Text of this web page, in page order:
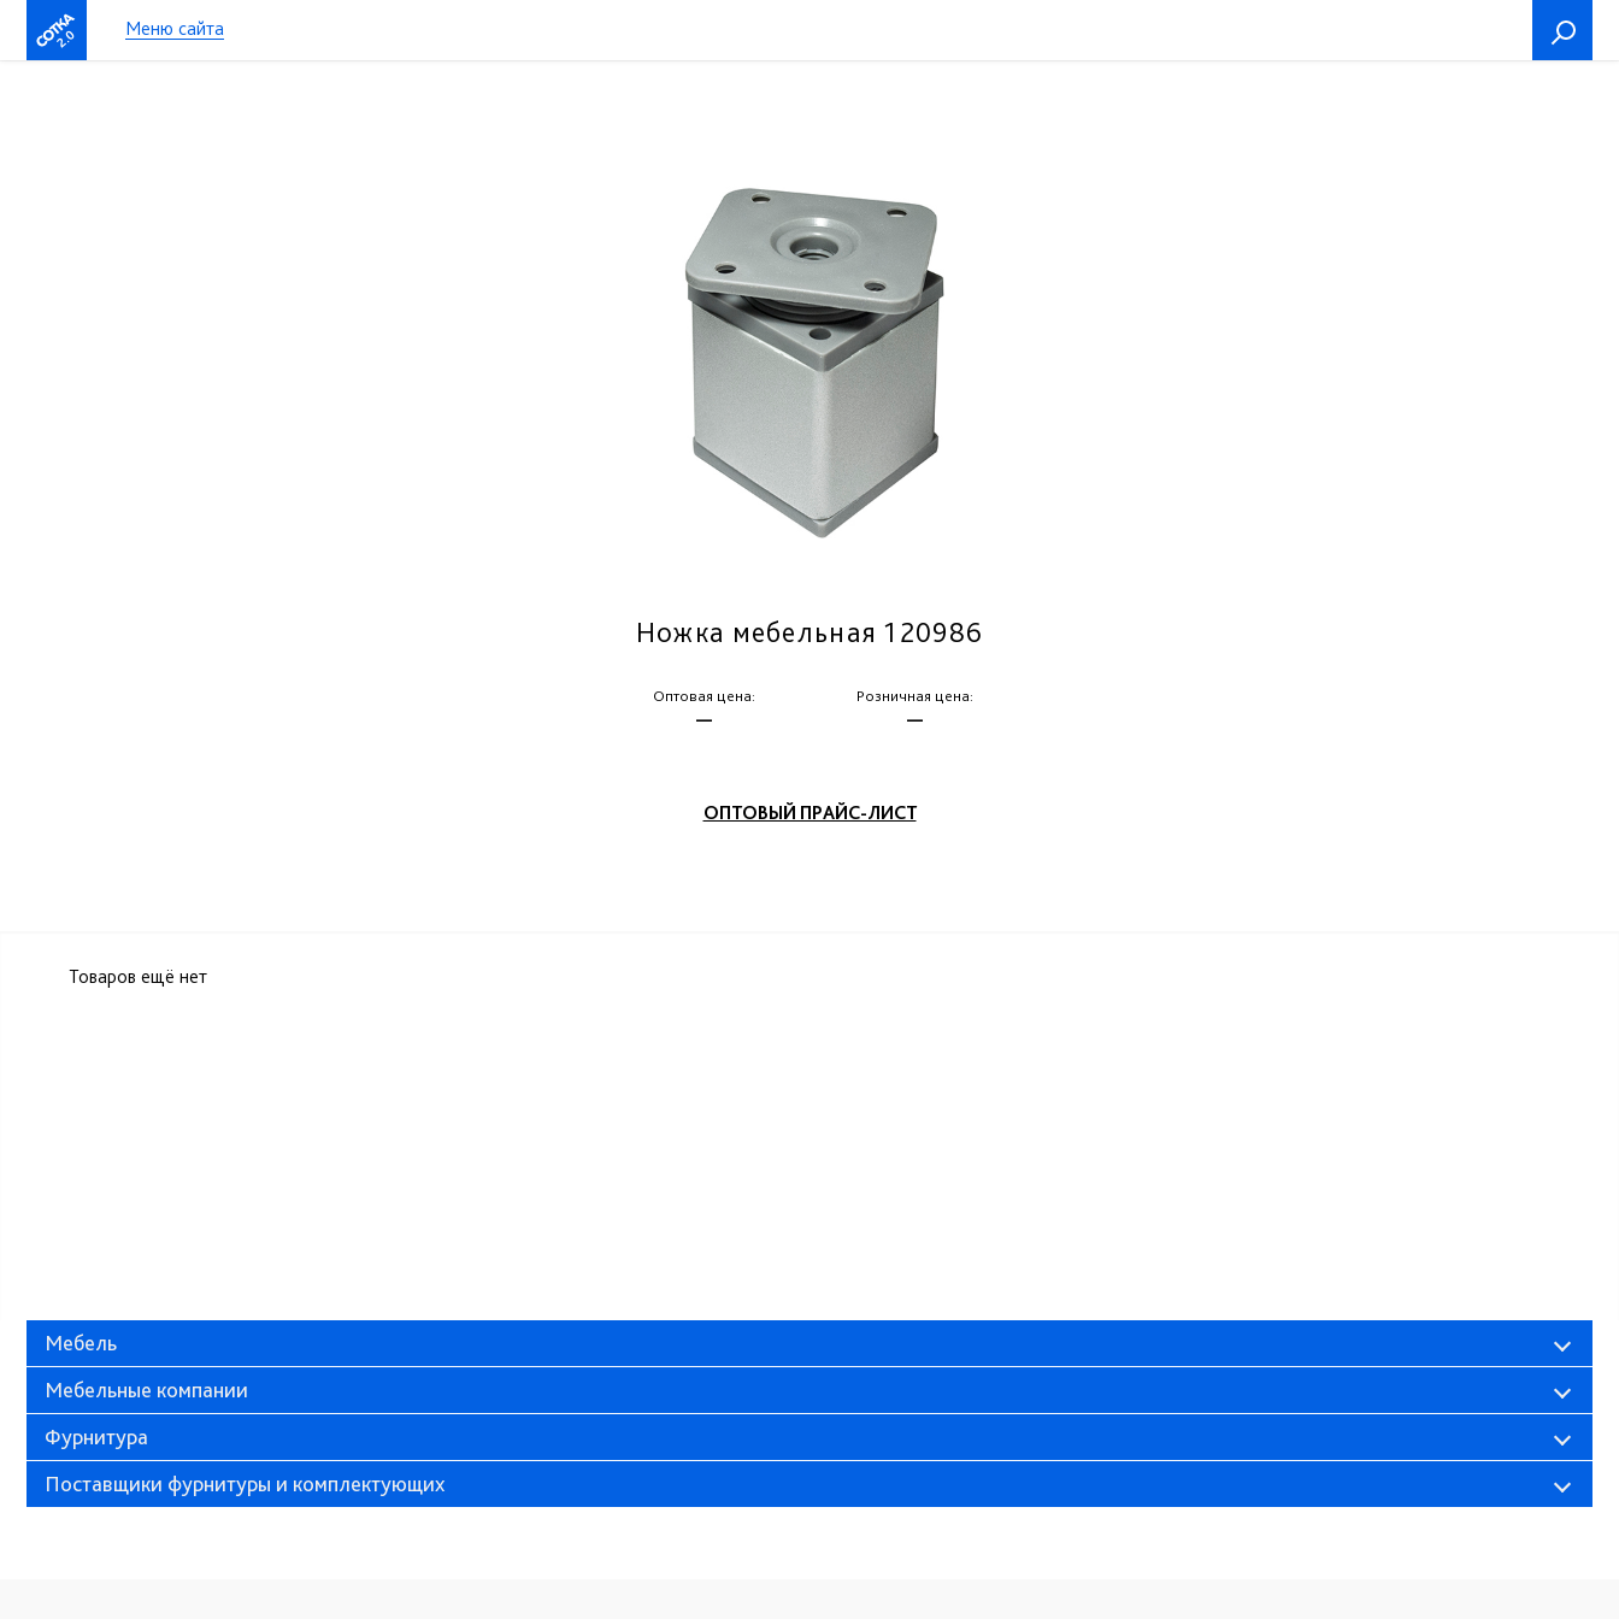
2.0 Меню сайта
Ножка мебельная 120986
Оптовая цена:
—
Розничная цена:
—
ОПТОВЫЙ ПРАЙС-ЛИСТ
Товаров ещё нет
Мебель
Мебельные компании
Фурнитура
Поставщики фурнитуры и комплектующих